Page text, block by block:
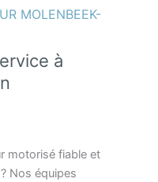
MOLENBEEK-
à
motorisé fiable et
Nos équipes